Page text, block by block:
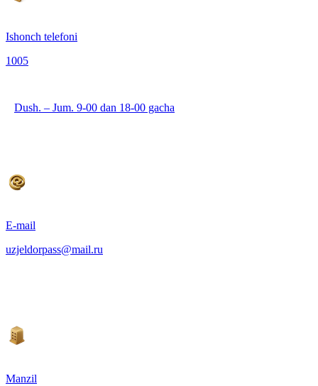
Ishonch telefoni
1005
Dush. – Jum. 9-00 dan 18-00 gacha
E-mail
uzjeldorpass@mail.ru
Manzil